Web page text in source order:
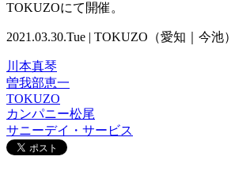
TOKUZOにて開催。
2021.03.30.Tue | TOKUZO（愛知｜今池）
川本真琴
曽我部恵一
TOKUZO
カンパニー松尾
サニーデイ・サービス